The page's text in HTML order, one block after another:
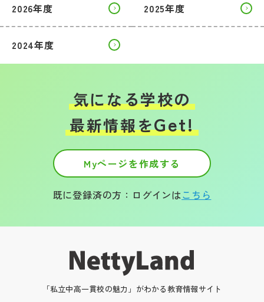
2026年度 2025年度
2024年度
気になる学校の
最新情報をGet!
Myページを作成する
既に登録済の方：ログインはこちら
「私立中高一貫校の魅力」がわかる教育情報サイト